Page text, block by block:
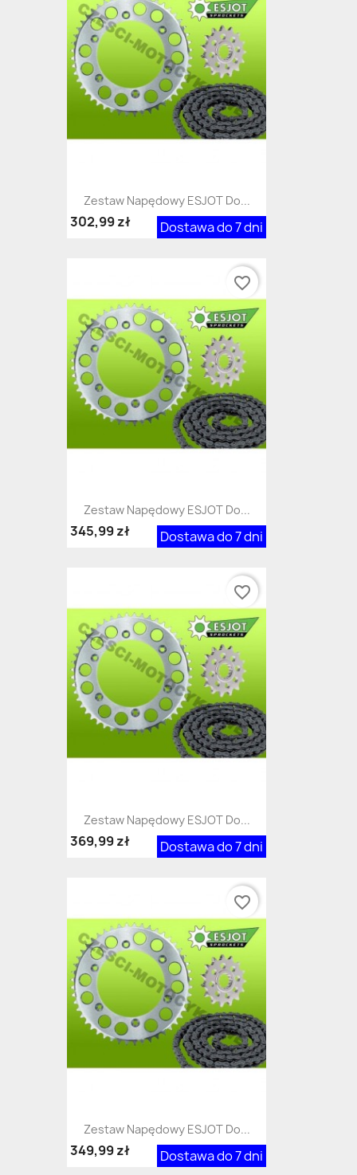
Zestaw Napędowy ESJOT Do...
Dostawa do 7 dni
302,99 zł
Zestaw Napędowy ESJOT Do...
Dostawa do 7 dni
345,99 zł
favorite_border
Zestaw Napędowy ESJOT Do...
Dostawa do 7 dni
369,99 zł
favorite_border
Zestaw Napędowy ESJOT Do...
Dostawa do 7 dni
349,99 zł
favorite_border